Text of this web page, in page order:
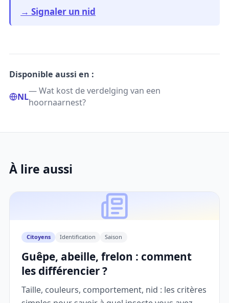
→ Signaler un nid
Disponible aussi en :
NL
— Wat kost de verdelging van een
hoornaarnest?
À lire aussi
Citoyens Identification Saison
Guêpe, abeille, frelon : comment
les différencier ?
Taille, couleurs, comportement, nid : les critères